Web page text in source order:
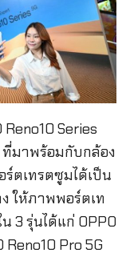
Series
มาพร้อมกับกล้อง
ตเทรตซูมได้เป็น
ให้ภาพพอร์ตเท
3 รุ่นได้แก่ OPPO
Reno10 Pro 5G